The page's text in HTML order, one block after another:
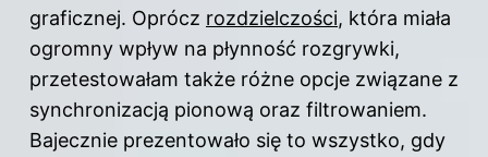
graficznej. Oprócz rozdzielczości, która miała
ogromny wpływ na płynność rozgrywki,
przetestowałam także różne opcje związane z
synchronizacją pionową oraz filtrowaniem.
Bajecznie prezentowało się to wszystko, gdy